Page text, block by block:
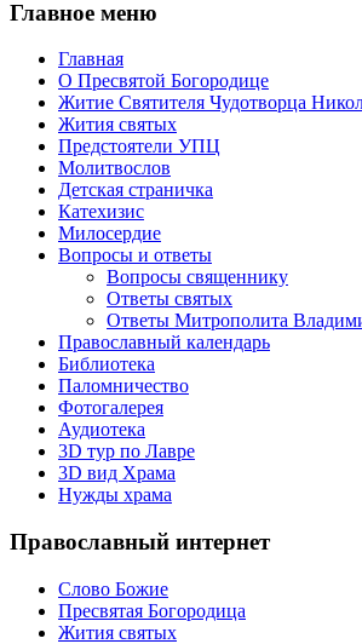
Главное меню
Главная
О Пресвятой Богородице
Житие Святителя Чудотворца
Жития святых
Предстоятели УПЦ
Молитвослов
Детская страничка
Катехизис
Милосердие
Вопросы и ответы
Вопросы священнику
Ответы святых
Ответы Митрополита
Православный календарь
Библиотека
Паломничество
Фотогалерея
Аудиотека
3D тур по Лавре
3D вид Храма
Нужды храма
Православный интернет
Слово Божие
Пресвятая Богородица
Жития святых